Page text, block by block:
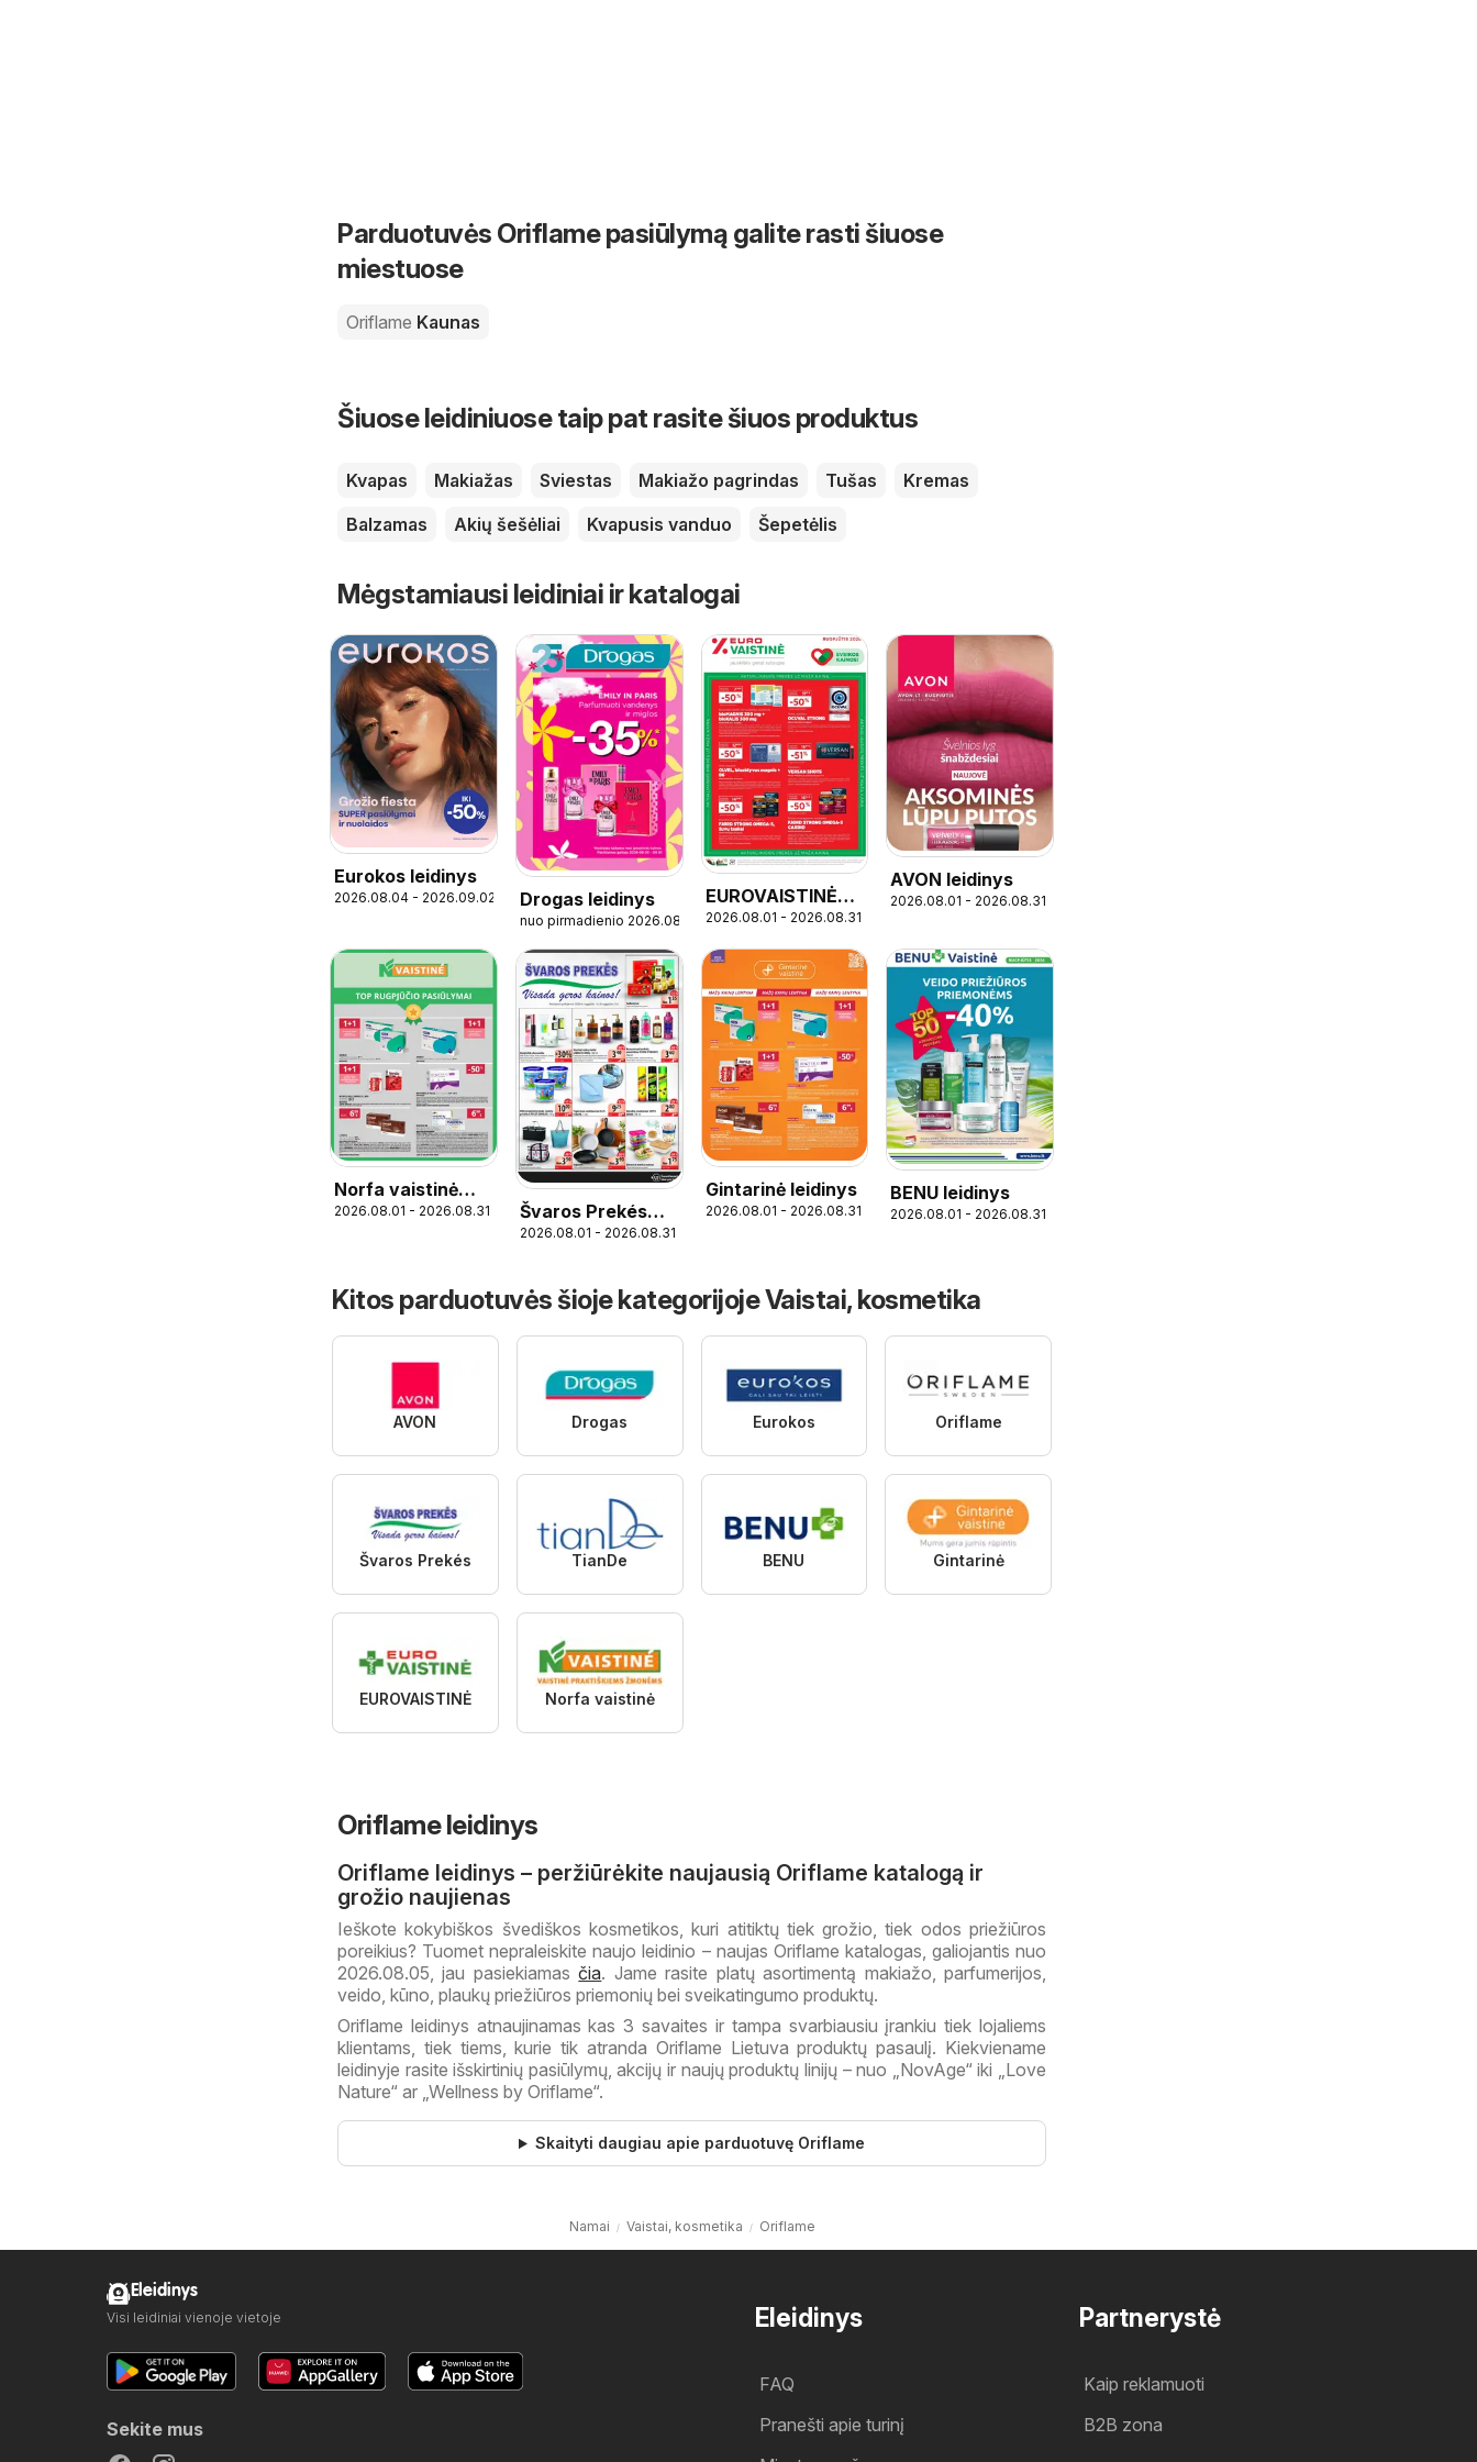
Parduotuvės Oriflame pasiūlymą galite rasti šiuose
miestuose
Oriflame Kaunas
Šiuose leidiniuose taip pat rasite šiuos produktus
Kvapas Makiažas Sviestas Makiažo pagrindas Tušas
Kremas
Balzamas
Akių šešėliai Kvapusis vanduo Šepetėlis
Mėgstamiausi leidiniai ir katalogai
Eurokos leidinys
2026.08.04 - 2026.09.02 Drogas leidinys
nuo pirmadienio 2026.08.03
EUROVAISTINĖ
leidinys
2026.08.01 - 2026.08.31
AVON leidinys
2026.08.01 - 2026.08.31
Norfa vaistinė
leidinys
2026.08.01 - 2026.08.31
Švaros Prekés
leidinys
2026.08.01 - 2026.08.31
Gintarinė leidinys
2026.08.01 - 2026.08.31
BENU leidinys
2026.08.01 - 2026.08.31
Kitos parduotuvės šioje kategorijoje Vaistai, kosmetika
AVON Drogas Eurokos Oriflame
Švaros Prekés TianDe BENU Gintarinė
EUROVAISTINĖ Norfa vaistinė
Oriflame leidinys
Oriflame leidinys – peržiūrėkite naujausią Oriflame katalogą ir
grožio naujienas
Ieškote kokybiškos švediškos kosmetikos, kuri atitiktų tiek grožio, tiek odos priežiūros
poreikius? Tuomet nepraleiskite naujo leidinio – naujas Oriflame katalogas, galiojantis nuo
2026.08.05, jau pasiekiamasčia. Jame rasite platų asortimentą makiažo, parfumerijos,
veido, kūno, plaukų priežiūros priemonių bei sveikatingumo produktų.
Oriflame leidinys atnaujinamas kas 3 savaites ir tampa svarbiausiu įrankiu tiek lojaliems
klientams, tiek tiems, kurie tik atranda Oriflame Lietuva produktų pasaulį. Kiekviename
leidinyje rasite išskirtinių pasiūlymų, akcijų ir naujų produktų linijų – nuo „NovAge“ iki „Love
Nature“ ar „Wellness by Oriflame“.
Skaityti daugiau apie parduotuvę Oriflame
Namai Vaistai, kosmetika Oriflame
Eleidinys
FAQ
Pranešti apie turinį
Partnerystė
Kaip reklamuoti
B2B zona
Eleidinys
Visi leidiniai vienoje vietoje
Sekite mus